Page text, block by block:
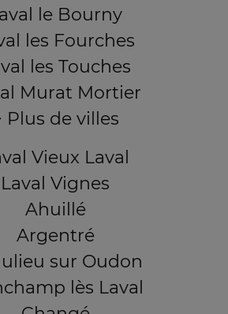
le Bourny
les Fourches
les Touches
Murat Mortier
Plus de villes
Vieux Laval
Laval Vignes
Ahuillé
Argentré
sur Oudon
lès Laval